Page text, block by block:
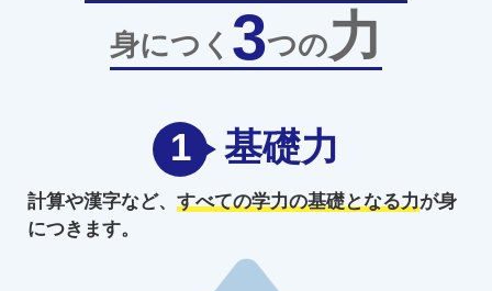
身につく 3つの力
1 基礎力
計算や漢字など、 すべての学力の基礎となる力が身
につきます。